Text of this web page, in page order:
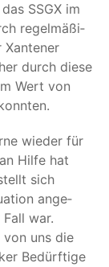
SSGX im
regel­mä­ßi­
Xan­te­ner
durch die­se
Wert von
wie­der für
Hil­fe hat
sich
ange­
war.
uns die
Bedürf­ti­ge